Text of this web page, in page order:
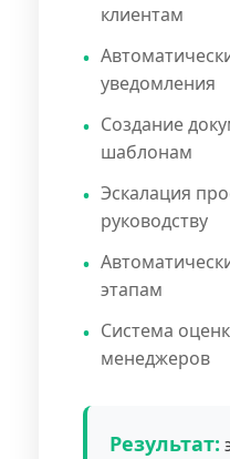
клиентам
уведомления
Создание
шаблонам
Эскалация
руководству
этапам
Система
менеджеров
Результат: